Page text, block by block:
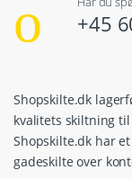
+45
Shopskilte.dk
kvalitets skiltning
Shopskilte.dk har
gadeskilte over